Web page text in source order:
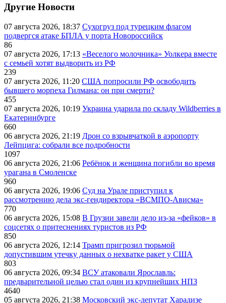
Другие Новости
07 августа 2026, 18:37 Сухогруз под турецким флагом
подвергся атаке БПЛА у порта Новороссийск
86
07 августа 2026, 17:13 «Веселого молочника» Уолкера вместе
с семьей хотят выдворить из РФ
239
07 августа 2026, 11:20 США попросили РФ освободить
бывшего морпеха Гилмана: он при смерти?
455
07 августа 2026, 10:19 Украина ударила по складу Wildberries в
Екатеринбурге
660
06 августа 2026, 21:19 Дрон со взрывчаткой в аэропорту
Лейпцига: собрали все подробности
1097
06 августа 2026, 21:06 Ребёнок и женщина погибли во время
урагана в Смоленске
960
06 августа 2026, 19:06 Суд на Урале приступил к
рассмотрению дела экс-гендиректора «ВСМПО-Ависма»
770
06 августа 2026, 15:08 В Грузии завели дело из-за «фейков» в
соцсетях о притеснениях туристов из РФ
850
06 августа 2026, 12:14 Трамп пригрозил тюрьмой
допустившим утечку данных о нехватке ракет у США
803
06 августа 2026, 09:34 ВСУ атаковали Ярославль:
предварительной целью стал один из крупнейших НПЗ
4640
05 августа 2026, 21:38 Московский экс-депутат Харадизе